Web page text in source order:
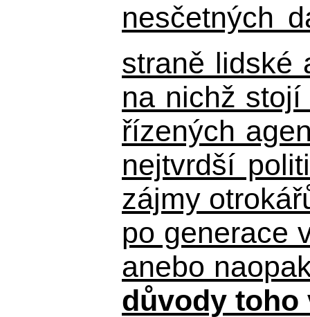
nesčetných
straně lidské
na nichž
řízených
nejtvrdší
zájmy
po generace
anebo
důvody toho